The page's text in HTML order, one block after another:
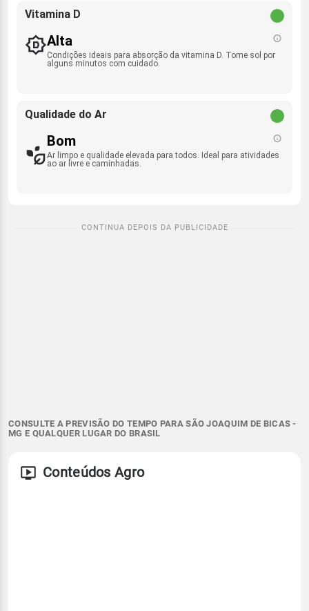
Vitamina D
Alta
Condições ideais para absorção da vitamina D. Tome sol por
alguns minutos com cuidado.
Qualidade do Ar
Bom
Ar limpo e qualidade elevada para todos. Ideal para atividades
ao ar livre e caminhadas.
CONSULTE A PREVISÃO DO TEMPO PARA SÃO JOAQUIM DE BICAS -
MG E QUALQUER LUGAR DO BRASIL
Conteúdos Agro